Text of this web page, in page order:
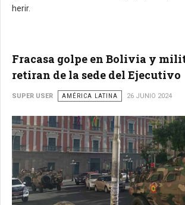
herir.
Fracasa golpe en Bolivia y
retiran de la sede del Ejecutivo
SUPER USER AMÉRICA LATINA 26 JUNIO 2024